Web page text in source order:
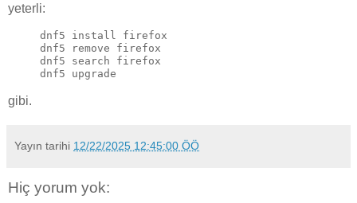
yeterli:
dnf5 install firefox
dnf5 remove firefox
dnf5 search firefox
dnf5 upgrade
gibi.
Yayın tarihi 12/22/2025 12:45:00 ÖÖ
Hiç yorum yok: